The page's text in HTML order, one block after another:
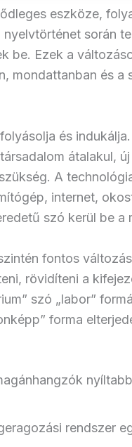
eszköze,
során
be. Ezek a
mondattanban és a
és
átalakul,
A
internet,
szó kerül be a
fontos
rövidíteni a
szó „labor”
forma
rendszer